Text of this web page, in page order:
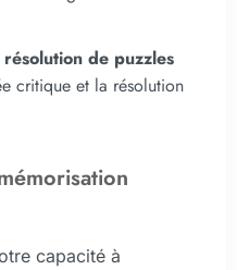
de puzzles
critique et la résolution
capacité à